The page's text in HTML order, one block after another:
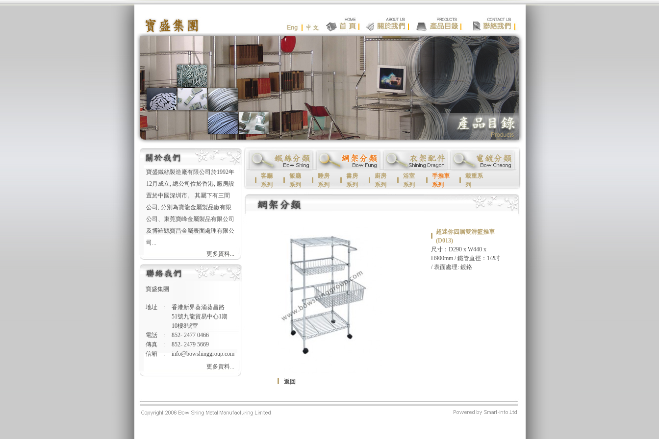
寶盛鐵絲製造廠有限公司於1992年
12月成立, 總公司位於香港, 廠房設
置於中國深圳市。 其屬下有三間
公司, 分別為寶龍金屬製品廠有限
公司、東莞寶峰金屬製品有限公司
及博羅縣寶昌金屬表面處理有限公
司...
更多資料...
寶盛集團
地址 :
香港新界葵涌葵昌路
51號九龍貿易中心1期
10樓8號室
電話
:
852- 2477 0466
傳真
:
852- 2479 5669
信箱
:
info@bowshinggroup.com
更多資料...
客廳
系列
飯廳
系列
睡房
系列
書房
系列
廚房
系列
浴室
系列
手推車
系列
載重系
列
返回
超迷你四層雙滑籃推車
(D013)
尺寸：D290 x W440 x
H900mm / 鐵管直徑：1/2吋
/ 表面處理: 鍍鉻